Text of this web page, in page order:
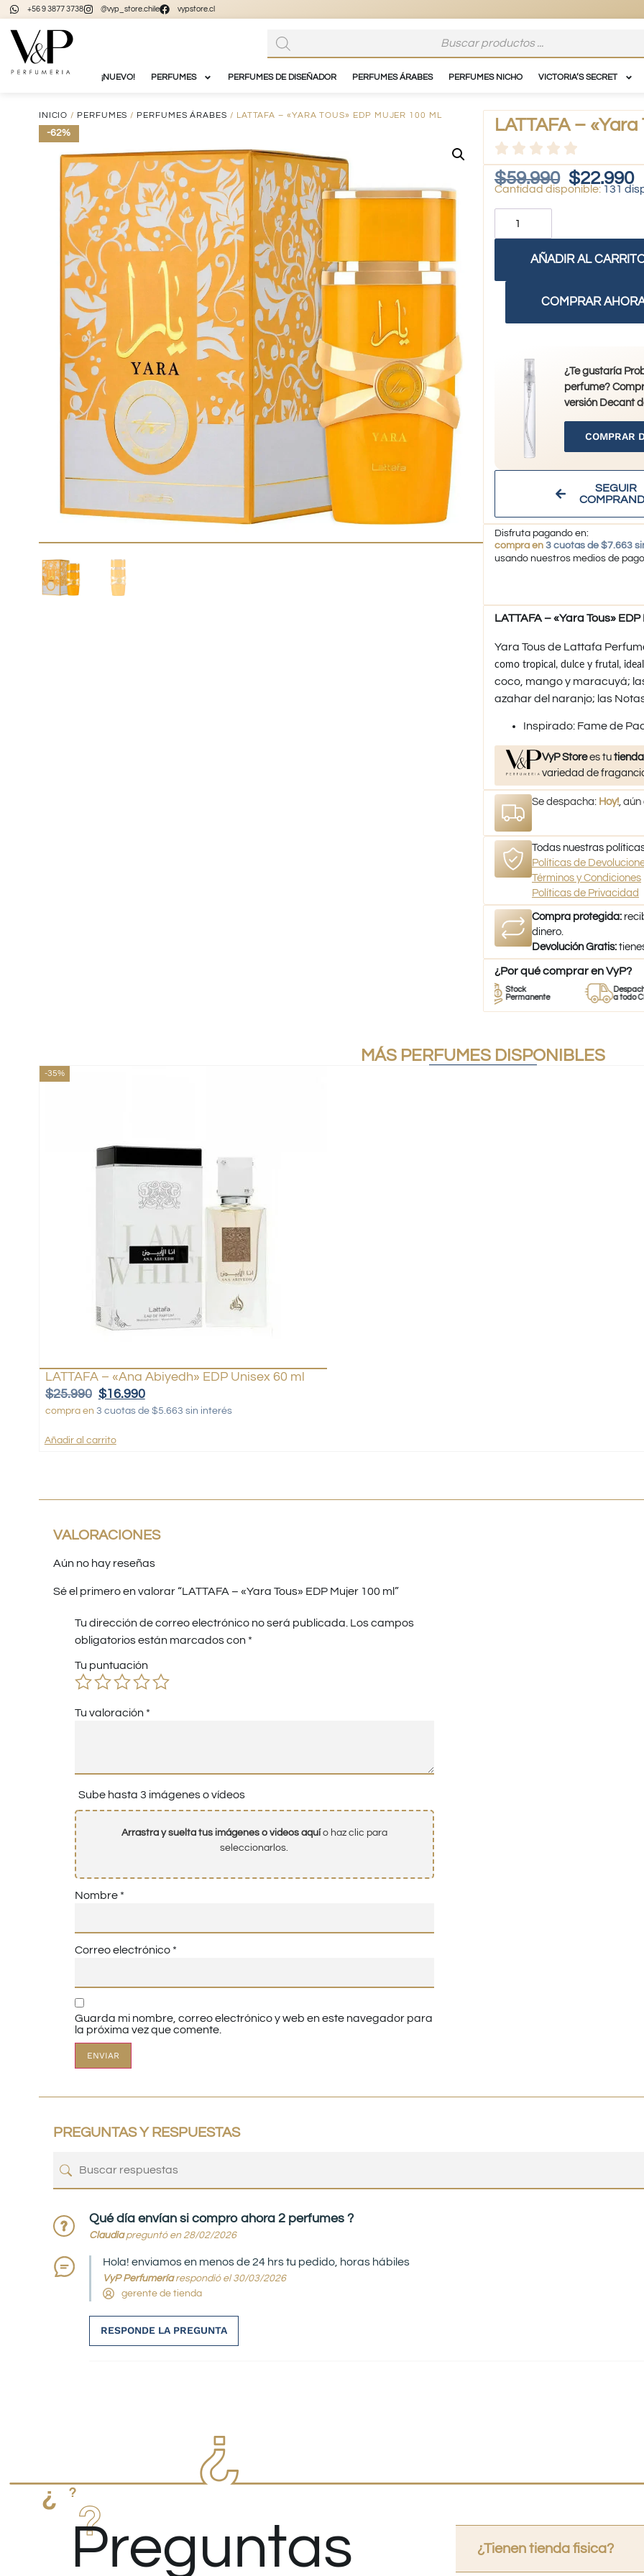
+56 9 3877 3738 @vyp_store.chile vypstore.cl
¡NUEVO! PERFUMES PERFUMES DE DISEÑADOR PERFUMES ÁRABES PERFUMES NICHO VICTORIA’S SECRET
INICIO / PERFUMES / PERFUMES ÁRABES / LATTAFA – «YARA TOUS» EDP MUJER 100 ML
-62% LATTAFA –
$59.990 $22.990
131
AÑADIR AL
COMPRAR
¿Te gustaría
perfume?
versión Decant
COMPRAR
SEGUIR
Disfruta pagando en:
compra en 3 cuotas de $7.663
usando nuestros medios de pago
LATTAFA – «Yara Tous» EDP
Yara Tous de Lattafa
como tropical, dulce y frutal,
coco, mango y maracuyá;
azahar del naranjo; las
​Inspirado: Fame de
VyP Storees tu
variedad de
Se despacha: Hoy! ,
Todas nuestras
Políticas de
Términos y Condiciones
Políticas de Privacidad
Compra protegida:
dinero.
Devolución Gratis:
¿Por qué comprar en VyP?
Permanente
Despacho
a todo Chile
MÁS PERFUMES DISPONIBLES
-35%
LATTAFA – «Ana Abiyedh» EDP Unisex 60 ml
$25.990 $16.990
compra en 3 cuotas de $5.663 sin interés
Añadir al carrito
VALORACIONES
Aún no hay reseñas
Sé el primero en valorar “LATTAFA – «Yara Tous» EDP Mujer 100 ml”
Tu dirección de correo electrónico no será publicada. Los campos
obligatorios están marcados con *
Tu puntuación
Tu valoración *
Sube hasta 3 imágenes o vídeos
Arrastra y suelta tus imágenes o videos aquío haz clic para
seleccionarlos.
Nombre *
Correo electrónico *
Guarda mi nombre, correo electrónico y web en este navegador para
la próxima vez que comente.
PREGUNTAS Y RESPUESTAS
Qué día envían si compro ahora 2 perfumes ?
Claudiapreguntó en 28/02/2026
Hola! enviamos en menos de 24 hrs tu pedido, horas hábiles
VyP Perfumeríarespondió el 30/03/2026
gerente de tienda
RESPONDE LA PREGUNTA
Preguntas ¿Tienen tienda fisica?